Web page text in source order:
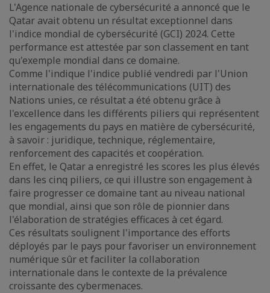
L'Agence nationale de cybersécurité a annoncé que le
Qatar avait obtenu un résultat exceptionnel dans
l'indice mondial de cybersécurité (GCI) 2024. Cette
performance est attestée par son classement en tant
qu'exemple mondial dans ce domaine.
Comme l'indique l'indice publié vendredi par l'Union
internationale des télécommunications (UIT) des
Nations unies, ce résultat a été obtenu grâce à
l'excellence dans les différents piliers qui représentent
les engagements du pays en matière de cybersécurité,
à savoir : juridique, technique, réglementaire,
renforcement des capacités et coopération.
En effet, le Qatar a enregistré les scores les plus élevés
dans les cinq piliers, ce qui illustre son engagement à
faire progresser ce domaine tant au niveau national
que mondial, ainsi que son rôle de pionnier dans
l'élaboration de stratégies efficaces à cet égard.
Ces résultats soulignent l'importance des efforts
déployés par le pays pour favoriser un environnement
numérique sûr et faciliter la collaboration
internationale dans le contexte de la prévalence
croissante des cybermenaces.